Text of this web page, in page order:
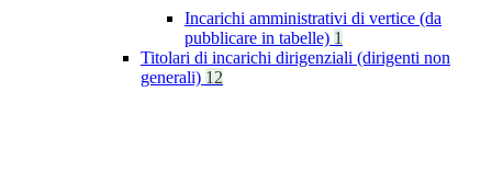
Incarichi amministrativi di vertice (da
pubblicare in tabelle) 1
Titolari di incarichi dirigenziali (dirigenti non
generali) 12